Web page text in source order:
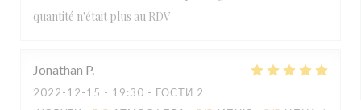
quantité n'était plus au RDV
Jonathan P
2022-12-15 - 19:30 - ГОСТИ 2